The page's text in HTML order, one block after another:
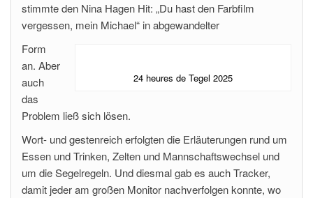
stimmte den Nina Hagen Hit: „Du hast den Farbfilm
vergessen, mein Michael“ in abgewandelter
24 heures de Tegel 2025
Form
an. Aber
auch
das
Problem ließ sich lösen.
Wort- und gestenreich erfolgten die Erläuterungen rund um
Essen und Trinken, Zelten und Mannschaftswechsel und
um die Segelregeln. Und diesmal gab es auch Tracker,
damit jeder am großen Monitor nachverfolgen konnte, wo